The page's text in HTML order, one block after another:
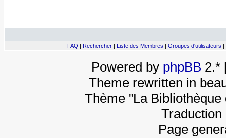
FAQ | Rechercher | Liste des Membres | Groupes d'utilisateurs |
Powered by phpBB 2.*
Theme rewritten in
Thème "La
Page